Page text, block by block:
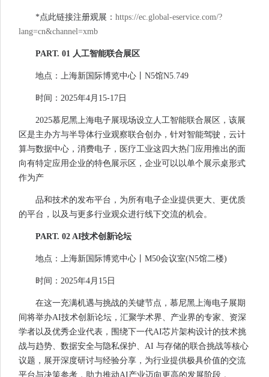
*点此链接注册观展： https://ec.global-eservice.com/?
lang=cn&channel=xmb
PART. 01 人工智能联合展区
地点：上海新国际博览中心丨N5馆N5.749
时间：2025年4月15-17日
2025慕尼黑上海电子展现场设立人工智能联合展区，该展
区是主办方与半导体行业观察联合创办，针对智能驾驶，云计
算与数据中心，消费电子，医疗工业这四大热门应用推出的面
向有特定应用企业的特色展示区，企业可以以单个展示桌形式
作为产
品和技术的发布平台，为所有电子企业提供更大、更优质
的平台，以及与更多行业观众进行线下交流的机会。
PART. 02 AI技术创新论坛
地点：上海新国际博览中心丨M50会议室(N5馆二楼)
时间：2025年4月15日
在这一充满机遇与挑战的关键节点，慕尼黑上海电子展期
间将举办AI技术创新论坛，汇聚学术界、产业界的专家、资深
学者以及优秀企业代表，围绕下一代AI芯片架构设计的技术挑
战与趋势、数据安全与隐私保护、AI 与存储的联合挑战等核心
议题，展开深度研讨与经验分享，为行业提供极具价值的交流
平台与决策参考，助力推动AI产业迈向更高的发展阶段 。